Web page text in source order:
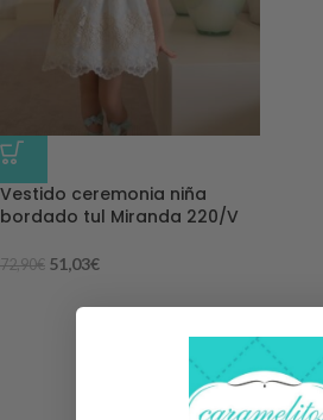
-30%
Vestido ceremonia niña
bordado tul Miranda 220/V
72,90€ 51,03€